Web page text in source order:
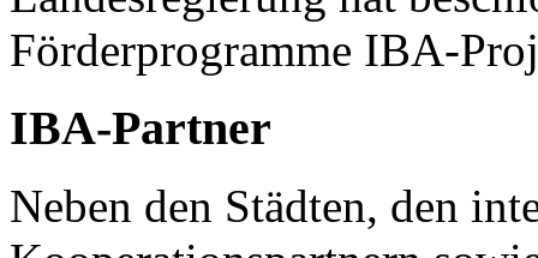
Förderprogramme IBA-
IBA-Partner
Neben den Städten, den